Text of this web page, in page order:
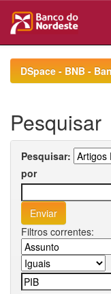
navigationDSpace - BNB -
Pesquisar
Pesquisar:
por
Filtros correntes: